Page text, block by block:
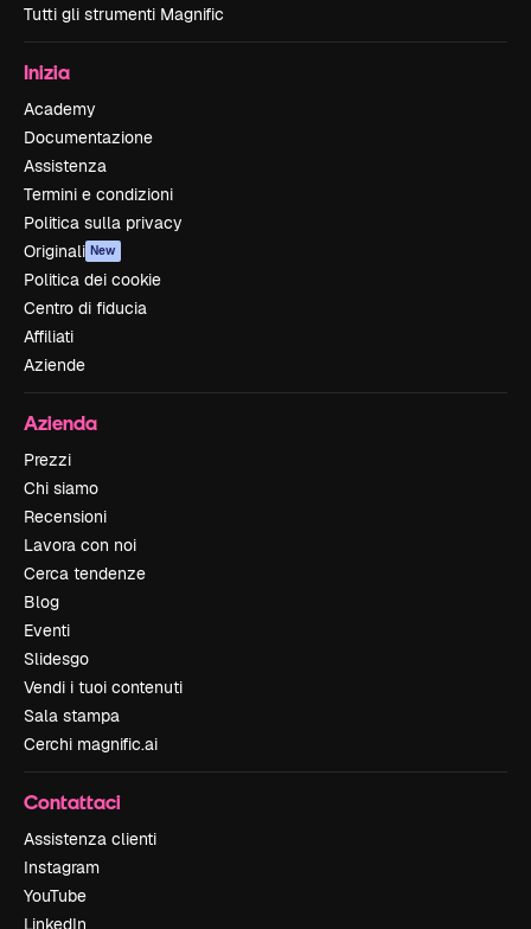
Tutti gli strumenti Magnific
Inizia
Academy
Documentazione
Assistenza
Termini e condizioni
Politica sulla privacy
Originali New
Politica dei cookie
Centro di fiducia
Affiliati
Aziende
Azienda
Prezzi
Chi siamo
Recensioni
Lavora con noi
Cerca tendenze
Blog
Eventi
Slidesgo
Vendi i tuoi contenuti
Sala stampa
Cerchi magnific.ai
Contattaci
Assistenza clienti
Instagram
YouTube
LinkedIn